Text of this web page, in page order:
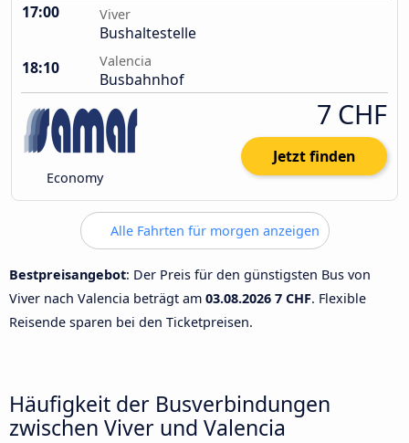
17:00 Viver
Bushaltestelle
18:10
Valencia
Busbahnhof
Economy
7 CHF
Jetzt finden
Alle Fahrten für morgen anzeigen
Bestpreisangebot: Der Preis für den günstigsten Bus von
Viver nach Valencia beträgt am 03.08.2026 7 CHF. Flexible
Reisende sparen bei den Ticketpreisen.
Häufigkeit der Busverbindungen
zwischen Viver und Valencia